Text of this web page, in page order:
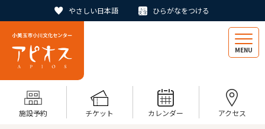
やさしい日本語 ひらがなをつける
MENU
施設予約 チケット カレンダー アクセス